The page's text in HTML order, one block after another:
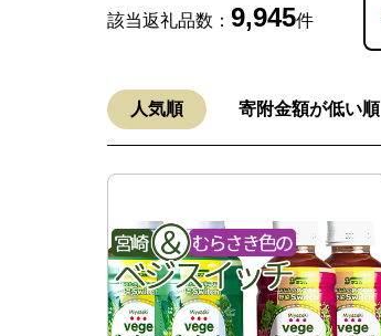
該当返礼品数： 9,945件
人気順 寄附金額が低い順